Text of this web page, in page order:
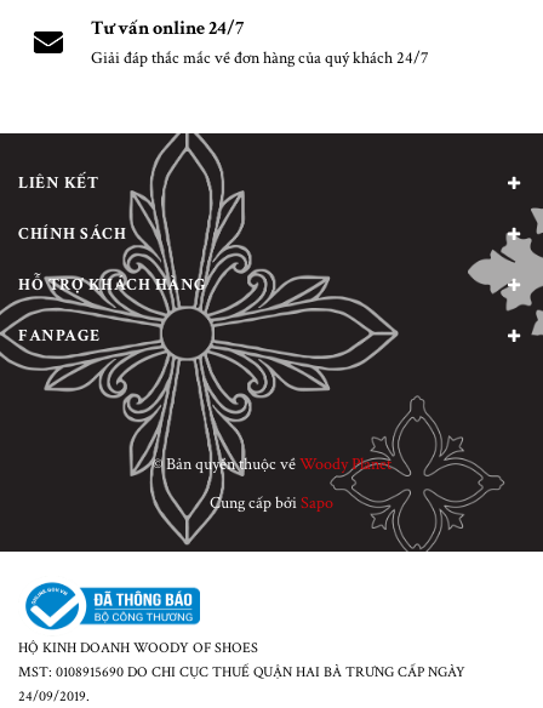
Tư vấn online 24/7
Giải đáp thắc mắc về đơn hàng của quý khách 24/7
LIÊN KẾT
CHÍNH SÁCH
HỖ TRỢ KHÁCH HÀNG
FANPAGE
© Bản quyền thuộc vềWoody Planet
Cung cấp bởiSapo
HỘ KINH DOANH WOODY OF SHOES
MST: 0108915690 DO CHI CỤC THUẾ QUẬN HAI BÀ TRƯNG CẤP NGÀY
24/09/2019.